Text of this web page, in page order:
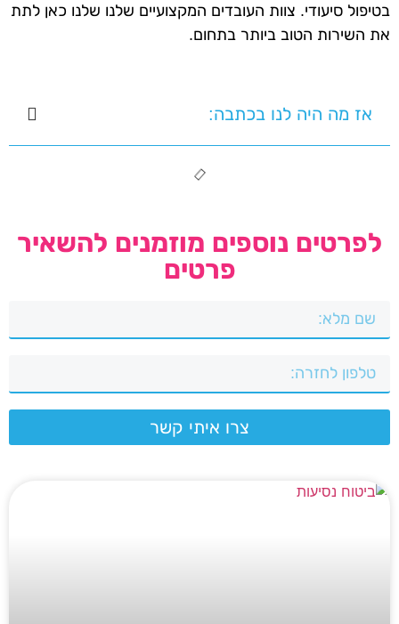
בטיפול סיעודי. צוות העובדים המקצועיים שלנו שלנו כאן לתת
את השירות הטוב ביותר בתחום.
אז מה היה לנו בכתבה:
לפרטים נוספים מוזמנים להשאיר
פרטים
צרו איתי קשר